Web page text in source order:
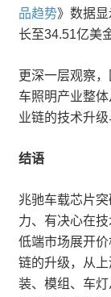
品趋势》数据
长至34.51亿美
更深一层观察
车照明产业整体
业链的技术升级
结语
兆驰车载芯片
力、有决心在
低端市场展开
链的升级，从
装、模组、车